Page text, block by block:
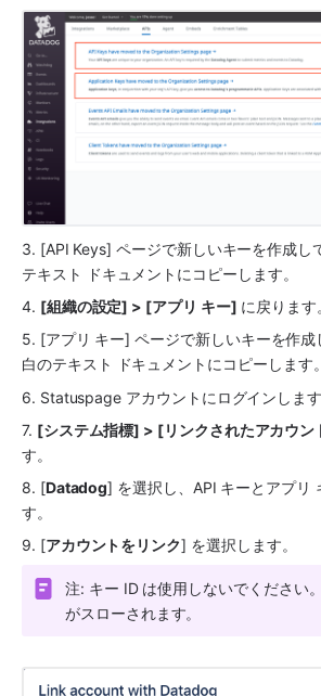
3. [API Keys] ページで新しいキーを作成し
テキスト ドキュメントにコピーします。
4. [組織の設定] > [アプリ キー] に戻ります
5. [アプリ キー] ページで新しいキーを作
白のテキスト ドキュメントにコピーします。
6. Statuspage アカウントにログインします
7. [システム指標] > [リンクされたアカウン
す。
8. [Datadog] を選択し、API キーとアプリ
す。
9. [アカウントをリンク] を選択します。
注: キー ID は使用しないでください
がスローされます。